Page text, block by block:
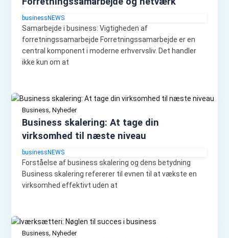
businessNEWS
Samarbejde i business: Vigtigheden af
forretningssamarbejde Forretningssamarbejde er en
central komponent i moderne erhvervsliv. Det handler
ikke kun om at
Business, Nyheder
Business skalering: At tage din
virksomhed til næste niveau
businessNEWS
Forståelse af business skalering og dens betydning
Business skalering refererer til evnen til at vækste en
virksomhed effektivt uden at
Business, Nyheder